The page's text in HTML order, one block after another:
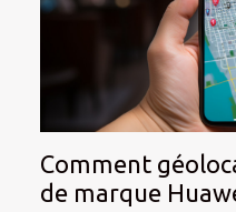
Comment
de marque